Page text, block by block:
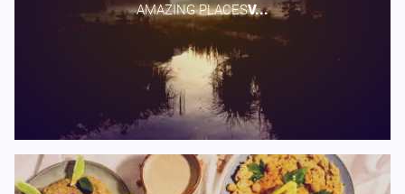
AMAZING PLACES​V...